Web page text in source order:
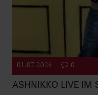
01.07.2026 0
ASHNIKKO LIVE IM